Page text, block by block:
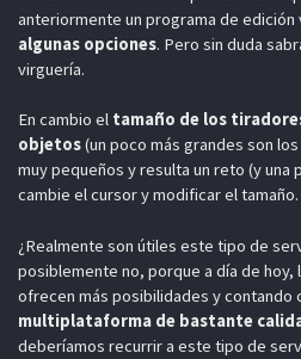
anteriormente un programa de edición
algunas opciones. Pero sin duda
virguería.
En cambio el tamaño de los
objetos(un poco más grandes son
muy pequeños y resulta un reto (y una
cambie el cursor y modificar el tamaño.
¿Realmente son útiles este tipo de
posiblemente no, porque a día de
ofrecen más posibilidades y contando
multiplataforma de bastante
deberíamos recurrir a este tipo de